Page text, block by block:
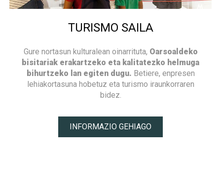
TURISMO SAILA
Gure nortasun kulturalean oinarrituta, Oarsoaldeko
bisitariak erakartzeko eta kalitatezko helmuga
bihurtzeko lan egiten dugu. Betiere, enpresen
lehiakortasuna hobetuz eta turismo iraunkorraren
bidez.
INFORMAZIO GEHIAGO